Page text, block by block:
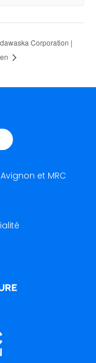
Corporation |
et MRC